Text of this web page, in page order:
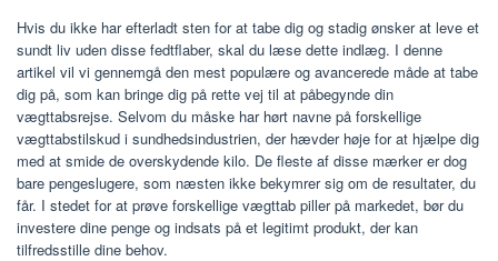
Hvis du ikke har efterladt sten for at tabe dig og stadig ønsker at leve et
sundt liv uden disse fedtflaber, skal du læse dette indlæg. I denne
artikel vil vi gennemgå den mest populære og avancerede måde at tabe
dig på, som kan bringe dig på rette vej til at påbegynde din
vægttabsrejse. Selvom du måske har hørt navne på forskellige
vægttabstilskud i sundhedsindustrien, der hævder høje for at hjælpe dig
med at smide de overskydende kilo. De fleste af disse mærker er dog
bare pengeslugere, som næsten ikke bekymrer sig om de resultater, du
får. I stedet for at prøve forskellige vægttab piller på markedet, bør du
investere dine penge og indsats på et legitimt produkt, der kan
tilfredsstille dine behov.